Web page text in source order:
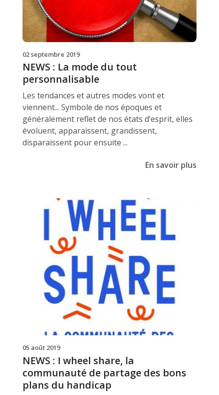
02 septembre 2019
NEWS : La mode du tout
personnalisable
Les tendances et autres modes vont et
viennent... Symbole de nos époques et
généralement reflet de nos états d’esprit, elles
évoluent, apparaissent, grandissent,
disparaissent pour ensuite ...
En savoir plus
05 août 2019
NEWS : I wheel share, la
communauté de partage des bons
plans du handicap